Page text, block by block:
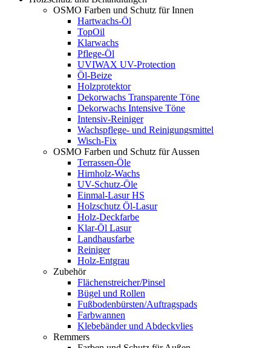
OSMO Farben und Schutz für Innen
Hartwachs-Öl
TopOil
Klarwachs
Pflege-Öl
UVIWAX UV-Protection
Öl-Beize
Holzprotektor
Dekorwachs Transparente Töne
Dekorwachs Intensive Töne
Intensiv-Reiniger
Wachspflege- und Reinigungsmittel
Wisch-Fix
OSMO Farben und Schutz für Aussen
Terrassen-Öle
Hirnholz-Wachs
UV-Schutz-Öle
Einmal-Lasur HS
Holzschutz Öl-Lasur
Holz-Deckfarbe
Klar-Öl Lasur
Landhausfarbe
Reiniger
Holz-Entgrau
Zubehör
Flächenstreicher/Pinsel
Bügel und Rollen
Fußbodenbürsten/Auftragspads
Farbwannen
Klebebänder und Abdeckvlies
Remmers